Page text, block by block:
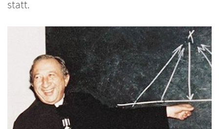
statt.